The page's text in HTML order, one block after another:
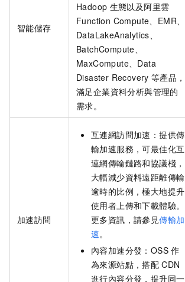
智能儲存
Hadoop 生態以及阿里雲
Function Compute、EMR、
DataLakeAnalytics、
BatchCompute、
MaxCompute、Data
Disaster Recovery 等產品，
滿足企業資料分析與管理的
需求。
加速訪問
互連網訪問加速：提供傳
輸加速服務，可最佳化互
連網傳輸鏈路和協議棧，
大幅減少資料遠距離傳輸
逾時的比例，極大地提升
使用者上傳和下載體驗。
更多資訊，請參見傳輸加
速。
內容加速分發：OSS 作
為來源站點，搭配 CDN
進行內容分發，提升同一